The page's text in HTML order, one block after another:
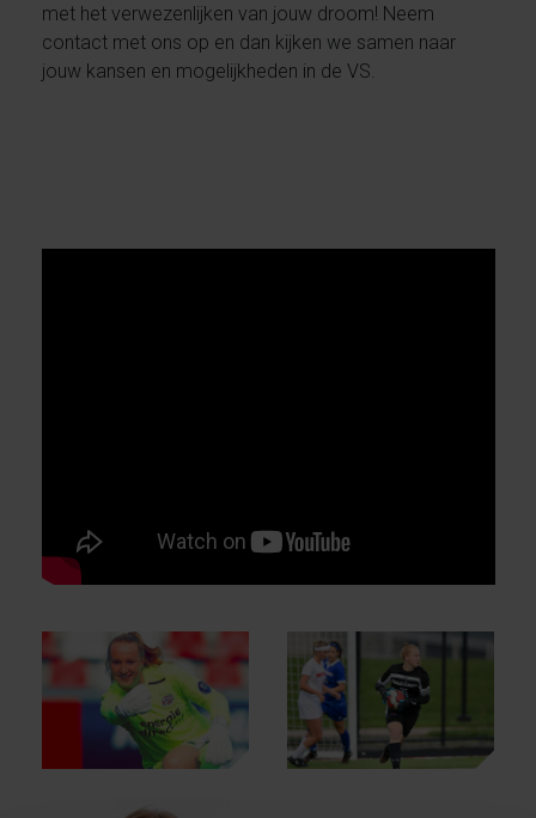
met het verwezenlijken van jouw droom! Neem
contact met ons op en dan kijken we samen naar
jouw kansen en mogelijkheden in de VS.